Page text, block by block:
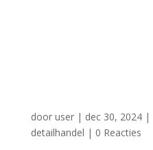
door user| dec 30, 2024|
detailhandel | 0 Reacties